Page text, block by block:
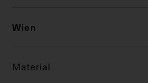
Wien
Material